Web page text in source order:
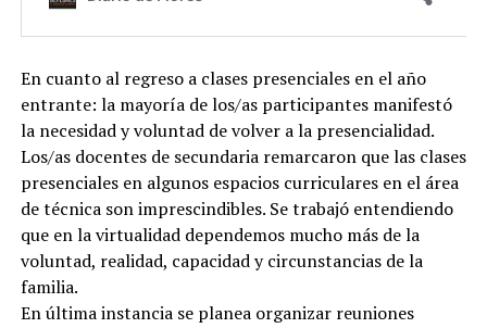
En cuanto al regreso a clases presenciales en el año
entrante: la mayoría de los/as participantes manifestó
la necesidad y voluntad de volver a la presencialidad.
Los/as docentes de secundaria remarcaron que las clases
presenciales en algunos espacios curriculares en el área
de técnica son imprescindibles. Se trabajó entendiendo
que en la virtualidad dependemos mucho más de la
voluntad, realidad, capacidad y circunstancias de la
familia.
En última instancia se planea organizar reuniones